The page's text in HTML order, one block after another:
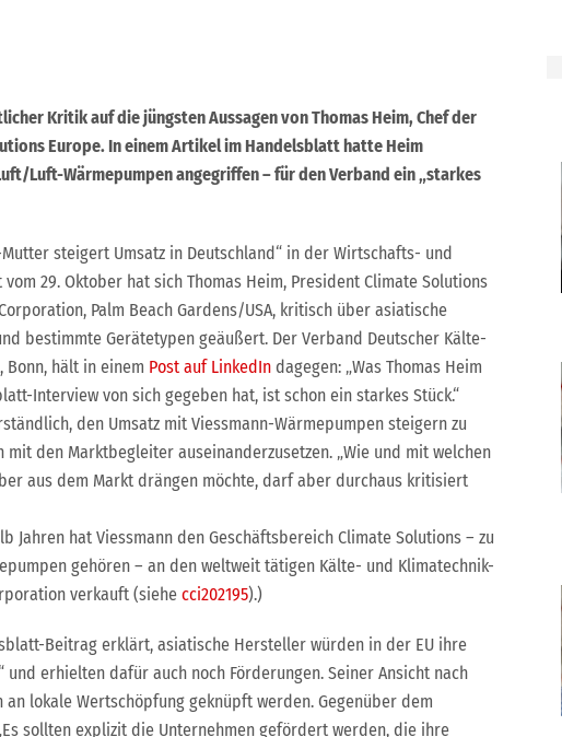
Kritik auf die jüngsten Aussagen von Thomas Heim, Chef der
Europe. In einem Artikel im Handelsblatt hatte Heim
Luft-Wärmepumpen angegriffen – für den Verband ein „starkes
steigert Umsatz in Deutschland“ in der Wirtschafts- und
29. Oktober hat sich Thomas Heim, President Climate Solutions
Palm Beach Gardens/USA, kritisch über asiatische
bestimmte Gerätetypen geäußert. Der Verband Deutscher Kälte-
Bonn, hält in einem Post auf LinkedIn dagegen: „Was Thomas Heim
Interview von sich gegeben hat, ist schon ein starkes Stück.“
den Umsatz mit Viessmann-Wärmepumpen steigern zu
den Marktbegleiter auseinanderzusetzen. „Wie und mit welchen
aus dem Markt drängen möchte, darf aber durchaus kritisiert
Jahren hat Viessmann den Geschäftsbereich Climate Solutions – zu
gehören – an den weltweit tätigen Kälte- und Klimatechnik-
verkauft (siehe cci202195).)
Beitrag erklärt, asiatische Hersteller würden in der EU ihre
und erhielten dafür auch noch Förderungen. Seiner Ansicht nach
lokale Wertschöpfung geknüpft werden. Gegenüber dem
sollten explizit die Unternehmen gefördert werden, die ihre